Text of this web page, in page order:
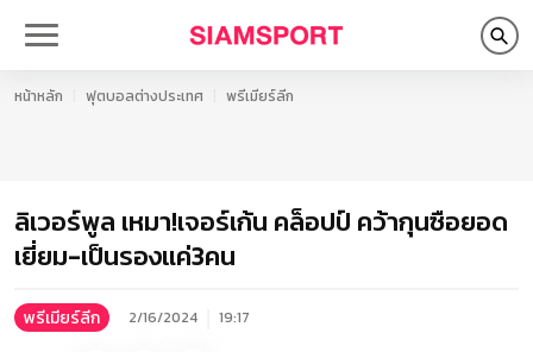
หน้าหลัก ฟุตบอลต่างประเทศ พรีเมียร์ลีก
ลิเวอร์พูล เหมา!เจอร์เก้น คล็อปป์ คว้ากุนซือยอด
เยี่ยม-เป็นรองแค่3คน
พรีเมียร์ลีก 2/16/2024 19:17